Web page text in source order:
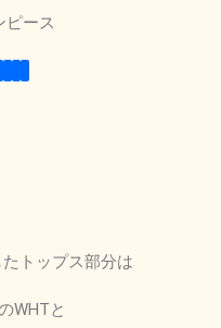
ピース
トップス部分は
WHTと